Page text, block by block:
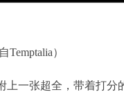
Temptalia）
上一张超全，带着打分